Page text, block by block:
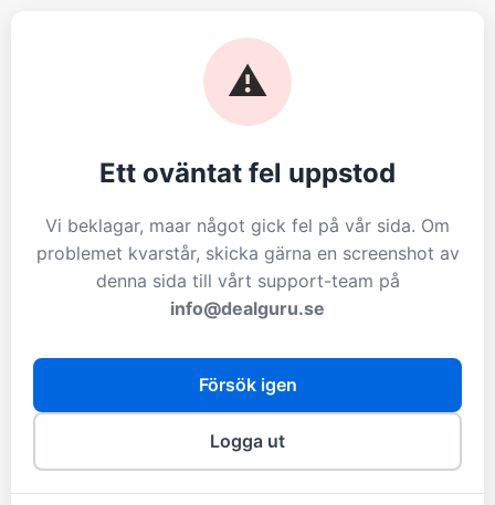
⚠️
Ett oväntat fel uppstod
Vi beklagar, maar något gick fel på vår sida. Om
problemet kvarstår, skicka gärna en screenshot av
denna sida till vårt support-team på
info@dealguru.se
Försök igen
Logga ut